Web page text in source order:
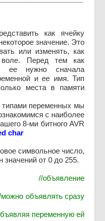
как ячейку
значение. Это
или изменять, как
воле. Перед тем как
ее нужно сначала
и ее имя. Тип
места в памяти
переменных мы
с наиболее
8-ми битного AVR
char
символьное число,
значений от 0 до 255.
//объявление
можно объявлять сразу
переменную ей